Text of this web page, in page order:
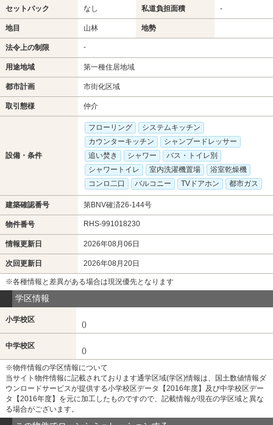
セットバック なし 私道負担面積 -
地目 山林 地勢
法令上の制限 -
用途地域 第一種住居地域
都市計画 市街化区域
取引態様 仲介
設備・条件
フローリング
システムキッチン
カウンターキッチン
シャンプードレッサー
追い焚き
シャワー
バス・トイレ別
シャワートイレ
室内洗濯機置場
浴室乾燥機
コンロ二口
バルコニー TVドアホン 都市ガス
建築確認番号 第BNV確済26-144号
物件番号 RHS-991018230
情報更新日 2026年08月06日
次回更新日 2026年08月20日
※各種情報と差異がある場合は現況優先となります
学区情報
小学校区
()
中学校区
()
※物件情報の学区情報について
当サイト物件情報に記載されております通学区域(学区)情報は、国土数値情報ダ
ウンロードサービスが提供する小学校区データ【2016年度】及び中学校区デー
タ【2016年度】を元に加工したものですので、記載情報が現在の学区域と異な
る場合がございます。